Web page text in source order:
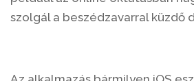
szolgál a beszédzavarral küzdő